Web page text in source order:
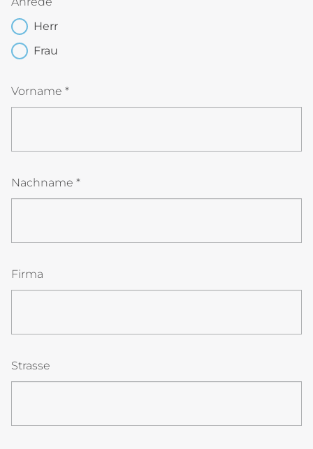
Herr
Frau
Vorname *
Nachname *
Firma
Strasse